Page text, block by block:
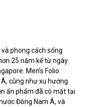
và phong cách sống
25 năm kể từ ngày
Men’s Folio
cũng như xu hướng
ấn phẩm đã có mặt tại
Đông Nam Á, và